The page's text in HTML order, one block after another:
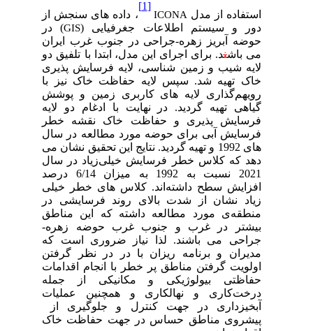
استفاده از مدل ICONA
، داده های سنجش از
دور و سیستم اطلاعات جغرفیایی (
GIS) در
حوضه آبریز زهره-جراحی در جنوب غرب ایران
می باشند. برای اجرای این مدل، ابتدا با تلفیق دو
لایه شیب و زمین شناسی، لایه فرسایش پذیری
خاک تهیه شد. سپس لایه حفاظت خاک نیز با
رویهم‌گذاری لایه های کاربری زمین و پوشش
گیاهی تهیه گردید. در نهایت با ادغام دو لایه
فرسایش پذیری و حفاظت خاک نقشه خطر
فرسایش آبی برای حوضه مورد مطالعه در سال
های 1992 و تهیه گردید. نتایج این تحقیق نشان می
دهد که کلاس خطر فرسایش خیلی‌زیاد در سال
2021 نسبت به 1992 به میزان 6/14 درصد
افزایش سطح داشته‌اند .کلاس های خطر خیلی
زیاد نشان از شدت بالای روند فرسایشی در
منطقه‌ی مورد مطالعه داشته که این مناطق
بیشتر در غرب و جنوب غرب حوضه زهره-
جراحی می باشند. لذا نیاز ضروری است که
مدیران و برنامه ریزان با در در نظر گرفتن
اولویت گرفتن مناطق پر خطر با انجام اقدامات
حفاظتی بیولوژیکی و مکانیکی از جمله
درخت‌‌کاری و نهال­کاری و همچنین عملیات
آبخیزداری در جهت کنترل و جلوگیری از
پیشروی مناطق حساس در جهت حفاظت خاک